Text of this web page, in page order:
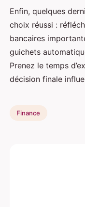
Enfin, quelques
choix réussi :
bancaires
guichets
Prenez le temps
décision finale
Finance